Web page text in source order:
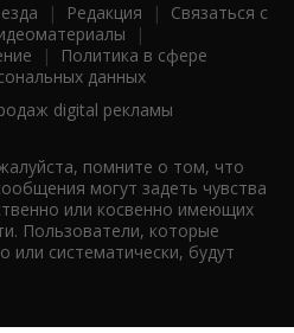
| Редакция | Связаться с
|
|
Политика в сфере
данных
digital рекламы
помните о том, что
могут задеть чувства
или косвенно имеющих
Пользователи, которые
или систематически, будут